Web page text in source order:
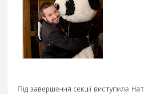
Під завершення секції виступила